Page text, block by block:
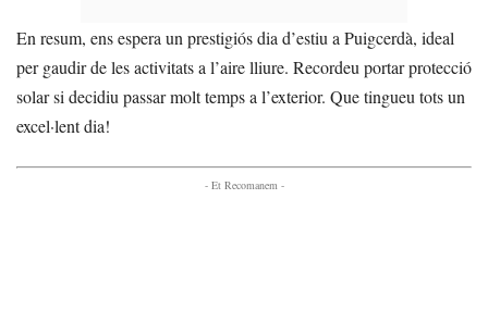
En resum, ens espera un prestigiós dia d’estiu a Puigcerdà, ideal
per gaudir de les activitats a l’aire lliure. Recordeu portar protecció
solar si decidiu passar molt temps a l’exterior. Que tingueu tots un
excel·lent dia!
- Et Recomanem -